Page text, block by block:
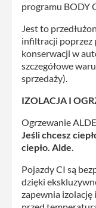
programu BODY
Jest to
infiltracji poprzez
konserwacji w
szczegółowe
sprzedaży).
IZOLACJA I
Ogrzewanie ALDE
Jeśli chcesz
ciepło. Alde.
Pojazdy CI są
dzięki
zapewnia